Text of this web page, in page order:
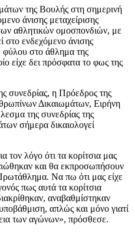
της Βουλής στη σημερινή
άνισης μεταχείρισης
αθλητικών ομοσπονδιών, με
στο ενδεχόμενο άνισης
φύλου στο άθλημα της
είχε δει πρόσφατα το φως της
συνεδρίας, η Πρόεδρος της
Δικαιωμάτων, Ειρήνη
της συνεδρίας της
σήμερα δικαιολογεί
τον λόγο ότι τα κορίτσια μας
και θα εκπροσωπήσουν
Να πω ότι μας είχε
πως αυτά τα κορίτσια
αναβαθμίστηκαν
απλώς και μόνο γιατί
των αγώνων», πρόσθεσε.